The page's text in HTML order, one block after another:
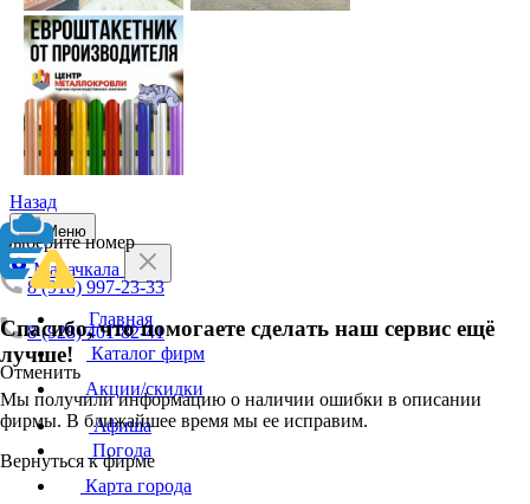
Назад
Выберите номер
8 (918) 997-23-33
8 (928) 401-82-41
Отменить
Спасибо, что помогаете сделать наш сервис ещё
лучше!
Мы получили информацию о наличии ошибки в описании
фирмы. В ближайшее время мы ее исправим.
Вернуться к фирме
Меню
Махачкала
Главная
Каталог фирм
Акции/скидки
Афиша
Погода
Карта города